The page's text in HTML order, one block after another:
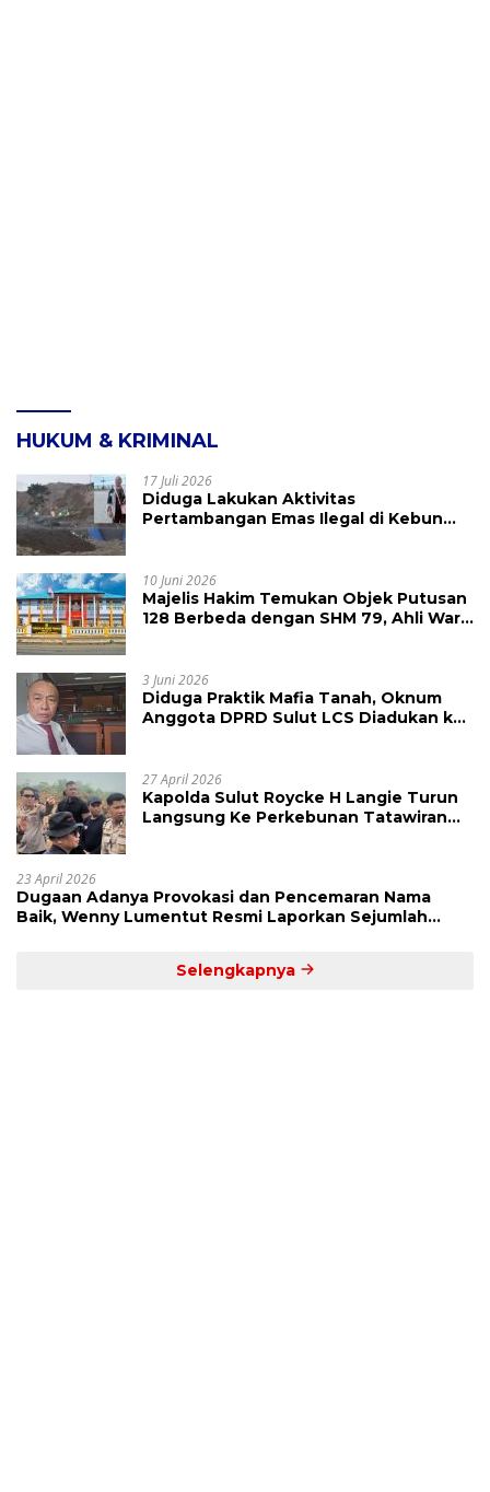
HUKUM & KRIMINAL
17 Juli 2026
Diduga Lakukan Aktivitas
Pertambangan Emas Ilegal di Kebun
10 Juni 2026
Majelis Hakim Temukan Objek Putusan
128 Berbeda dengan SHM 79, Ahli Waris
3 Juni 2026
Diduga Praktik Mafia Tanah, Oknum
Anggota DPRD Sulut LCS Diadukan ke
27 April 2026
Kapolda Sulut Roycke H Langie Turun
Langsung Ke Perkebunan Tatawiran
23 April 2026
Dugaan Adanya Provokasi dan Pencemaran Nama
Baik, Wenny Lumentut Resmi Laporkan Sejumlah
Selengkapnya